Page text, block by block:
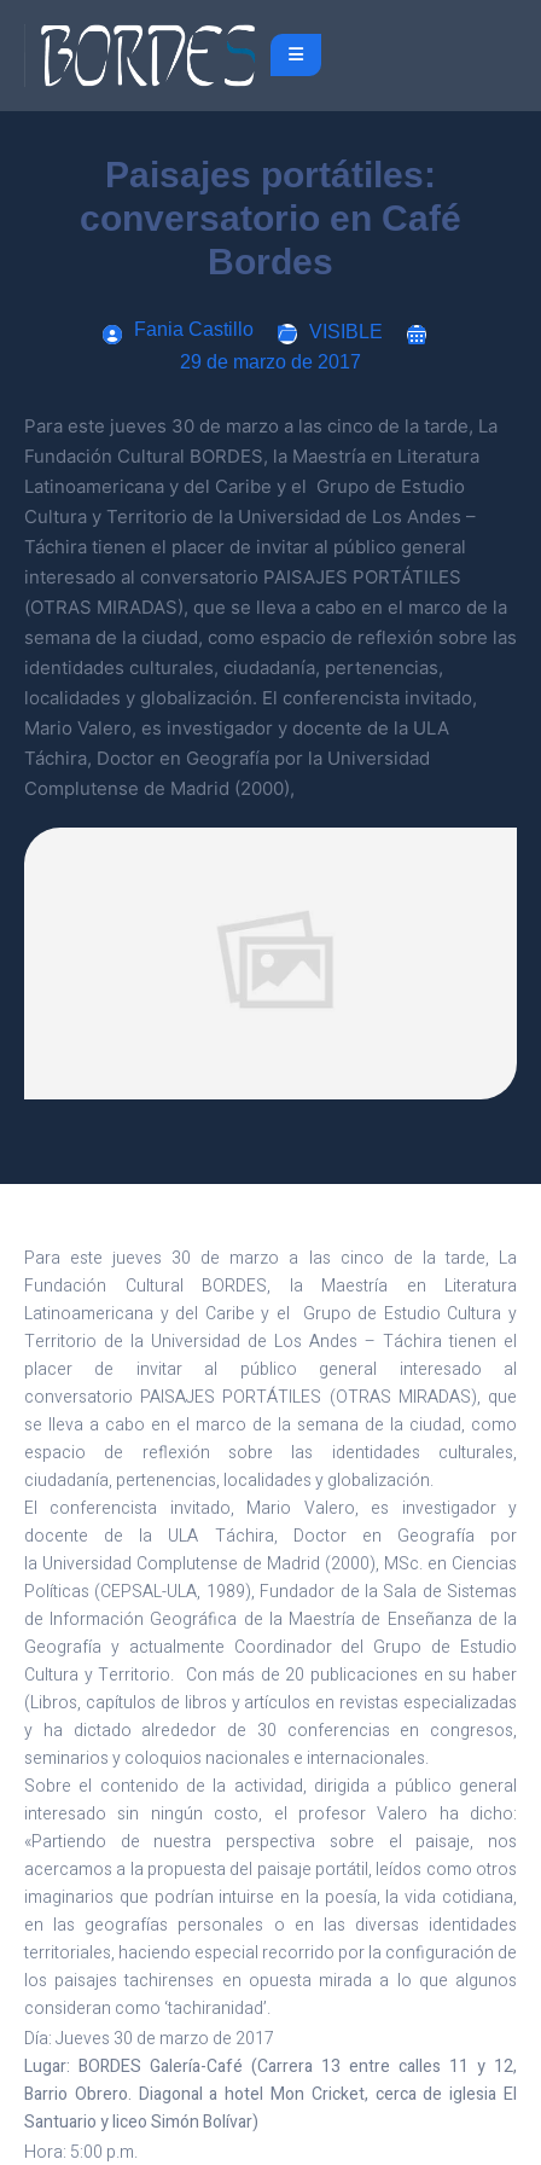
Paisajes portátiles:
conversatorio en Café
Bordes
Fania Castillo
VISIBLE
29 de marzo de 2017
Para este jueves 30 de marzo a las cinco de la tarde, La
Fundación Cultural BORDES, la Maestría en Literatura
Latinoamericana y del Caribe y el Grupo de Estudio
Cultura y Territorio de la Universidad de Los Andes –
Táchira tienen el placer de invitar al público general
interesado al conversatorio PAISAJES PORTÁTILES
(OTRAS MIRADAS), que se lleva a cabo en el marco de la
semana de la ciudad, como espacio de reflexión sobre las
identidades culturales, ciudadanía, pertenencias,
localidades y globalización. El conferencista invitado,
Mario Valero, es investigador y docente de la ULA
Táchira, Doctor en Geografía por la Universidad
Complutense de Madrid (2000),
Para este jueves 30 de marzo a las cinco de la tarde, La
Fundación Cultural BORDES, la Maestría en Literatura
Latinoamericana y del Caribe y el Grupo de Estudio Cultura y
Territorio de la Universidad de Los Andes – Táchira tienen el
placer de invitar al público general interesado al
conversatorio PAISAJES PORTÁTILES (OTRAS MIRADAS), que
se lleva a cabo en el marco de la semana de la ciudad, como
espacio de reflexión sobre las identidades culturales,
ciudadanía, pertenencias, localidades y globalización.
El conferencista invitado, Mario Valero, es investigador y
docente de la ULA Táchira, Doctor en Geografía por
la Universidad Complutense de Madrid (2000), MSc. en Ciencias
Políticas (CEPSAL-ULA, 1989), Fundador de la Sala de Sistemas
de Información Geográfica de la Maestría de Enseñanza de la
Geografía y actualmente Coordinador del Grupo de Estudio
Cultura y Territorio. Con más de 20 publicaciones en su haber
(Libros, capítulos de libros y artículos en revistas especializadas
y ha dictado alrededor de 30 conferencias en congresos,
seminarios y coloquios nacionales e internacionales.
Sobre el contenido de la actividad, dirigida a público general
interesado sin ningún costo, el profesor Valero ha dicho:
«Partiendo de nuestra perspectiva sobre el paisaje, nos
acercamos a la propuesta del paisaje portátil, leídos como otros
imaginarios que podrían intuirse en la poesía, la vida cotidiana,
en las geografías personales o en las diversas identidades
territoriales, haciendo especial recorrido por la configuración de
los paisajes tachirenses en opuesta mirada a lo que algunos
consideran como ‘tachiranidad’.
Día: Jueves 30 de marzo de 2017
Lugar: BORDES Galería-Café (Carrera 13 entre calles 11 y 12,
Barrio Obrero. Diagonal a hotel Mon Cricket, cerca de iglesia El
Santuario y liceo Simón Bolívar)
Hora: 5:00 p.m.